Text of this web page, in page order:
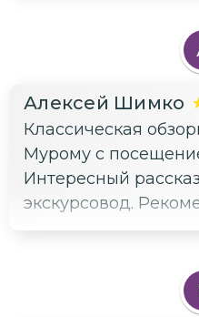
Алексей Шимко
Классическая
Мурому с
Интересный
экскурсовод.